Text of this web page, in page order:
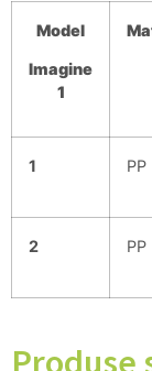
Model
Imagine
1
1 PP
2 PP
Produse